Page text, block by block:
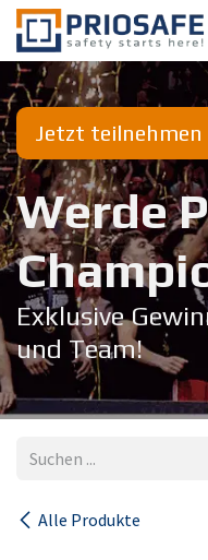
Zum Inhalt springen
Jetzt teilnehmen
Werde
Exklusive
und Team!
Alle Produkte